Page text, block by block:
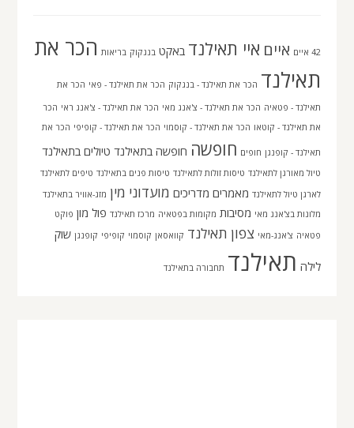
42 איים איים איי תאילנד באקט בנגקוק בריאות הכר את
תאילנד הכר את תאילנד - בנגקוק הכר את תאילנד - פאי הכר את
תאילנד - פטאיה הכר את תאילנד - צ'אנג מאי הכר את תאילנד - צ'אנג ראי הכר
את תאילנד - קוטאו הכר את תאילנד - קוסמוי הכר את תאילנד - קופיפי הכר את
תאילנד - קופנגן חופים חופשה חופשה בתאילנד טיולים בתאילנד
טיול מאורגן לתאילנד טיסות זולות לתאילנד טיסות פנים בתאילנד טיפים לתאילנד
לארגן טיול לתאילנד מאמרים מדריכים מועדוני מין מזג-אוויר בתאילנד
מלונות בצ'אנג מאי מסיבות מקומות בפטאיה מרכז תאילנד פול מון פוקט
פטאיה צ'אנג-מאי צפון תאילנד קוואסאן קוסמוי קופיפי קופנגן שוק
לילה תאילנד תחבורה בתאילנד